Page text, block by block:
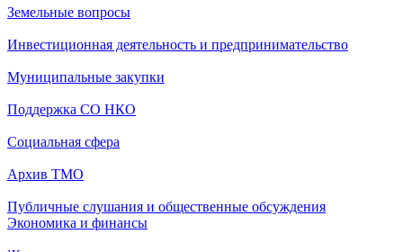
Земельные вопросы
Инвестиционная деятельность и предпринимательство
Муниципальные закупки
Поддержка СО НКО
Социальная сфера
Архив ТМО
Публичные слушания и общественные обсуждения
Экономика и финансы